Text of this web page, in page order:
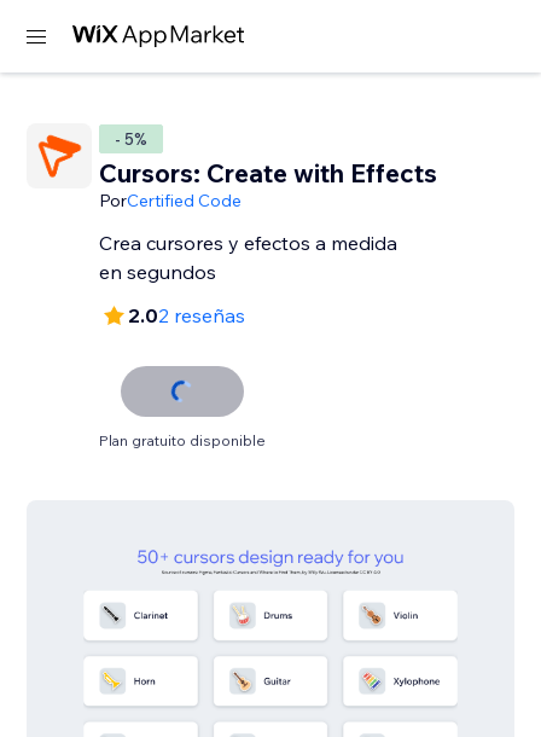
- 5%
Cursors: Create with Effects
PorCertified Code
Crea cursores y efectos a medida
en segundos
2.02 reseñas
Plan gratuito disponible